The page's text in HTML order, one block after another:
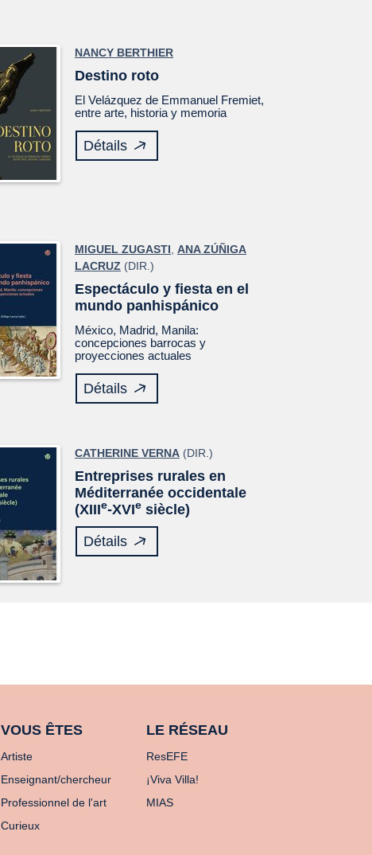
NANCY BERTHIER
Destino roto
El Velázquez de Emmanuel Fremiet,
entre arte, historia y memoria
Détails
MIGUEL ZUGASTI ANA ZÚÑIGA
LACRUZ (DIR.)
Espectáculo y fiesta en el
mundo panhispánico
México, Madrid, Manila:
concepciones barrocas y
proyecciones actuales
Détails
CATHERINE VERNA (DIR.)
Entreprises rurales en
Méditerranée occidentale
(XIIIe-XVIe siècle)
Détails
VOUS ÊTES
Artiste
Enseignant/chercheur
Professionnel de l'art
Curieux
LE RÉSEAU
ResEFE
¡Viva Villa!
MIAS